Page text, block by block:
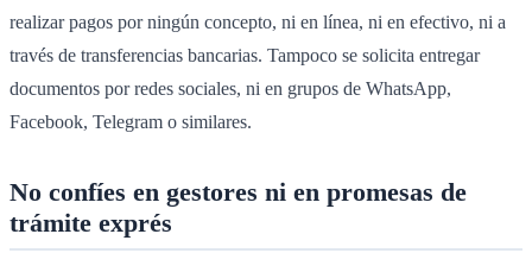
realizar pagos por ningún concepto, ni en línea, ni en efectivo, ni a
través de transferencias bancarias. Tampoco se solicita entregar
documentos por redes sociales, ni en grupos de WhatsApp,
Facebook, Telegram o similares.
No confíes en gestores ni en promesas de
trámite exprés